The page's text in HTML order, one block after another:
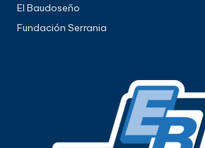
El Baudoseño
Fundación Serrania